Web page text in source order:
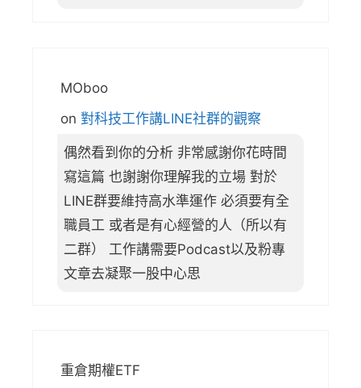
MOboo
on 對科技工作講LINE社群的觀察
偶然看到你的分析 非常感謝你花時間
寫這篇 也謝謝你理解我的立場 對於
LINE群要維持高水準運作 必須要有全
職員工 或者是有心經營的人（所以有
二群） 工作講需要Podcast以及粉專
文章去凝聚一股中心思
重倉期權ETF